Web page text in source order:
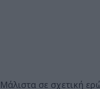
Μάλιστα σε σχετική